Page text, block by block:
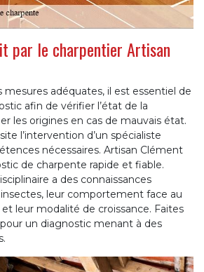
par le charpentier Artisan
mesures adéquates, il est essentiel de
afin de vérifier l’état de la
les origines en cas de mauvais état.
l’intervention d’un spécialiste
nécessaires. Artisan Clément
de charpente rapide et fiable.
a des connaissances
leur comportement face au
leur modalité de croissance. Faites
un diagnostic menant à des